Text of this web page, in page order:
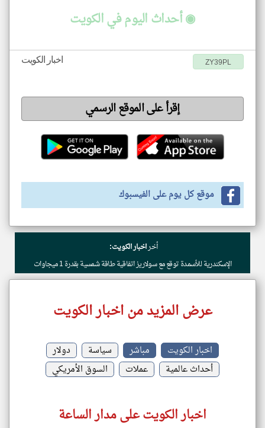
◉ أحداث اليوم في الكويت
اخبار الكويت ZY39PL
إقرأ على الموقع الرسمي
موقع كل يوم على الفيسبوك
أخراخبار الكويت:
الإسكندرية للأسمدة توقع مع سولاريز اتفاقية طاقة شمسية بقدرة 1 ميجاوات
عرض المزيد من اخبار الكويت
اخبار الكويت مباشر سياسة
دولار
أحداث عالمية
عملات السوق الأمريكي
اخبار الكويت على مدار الساعة